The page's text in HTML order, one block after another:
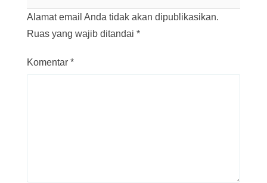
Alamat email Anda tidak akan dipublikasikan.
Ruas yang wajib ditandai *
Komentar *